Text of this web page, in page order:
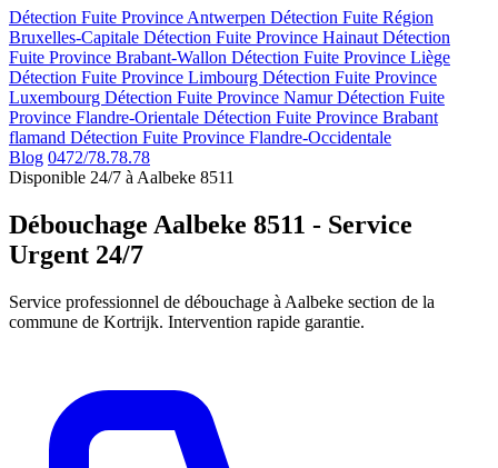
Détection Fuite Province Antwerpen Détection Fuite Région
Bruxelles-Capitale Détection Fuite Province Hainaut Détection
Fuite Province Brabant-Wallon Détection Fuite Province Liège
Détection Fuite Province Limbourg Détection Fuite Province
Luxembourg Détection Fuite Province NamurDétection Fuite
Province Flandre-Orientale Détection Fuite Province Brabant
flamand Détection Fuite Province Flandre-Occidentale
Blog 0472/78.78.78
Disponible 24/7 à Aalbeke 8511
Débouchage Aalbeke 8511 - Service
Urgent 24/7
Service professionnel de débouchage à Aalbeke section de la
commune de Kortrijk. Intervention rapide garantie.